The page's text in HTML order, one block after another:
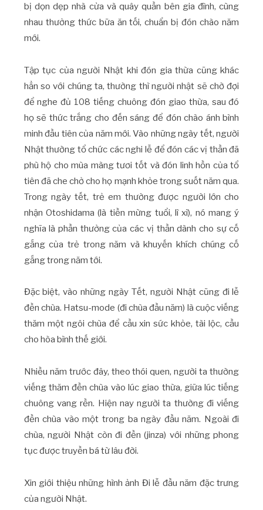
bị dọn dẹp nhà cửa và quây quần bên gia đình, cùng
nhau thưởng thức bữa ăn tối, chuẩn bị đón chào năm
mới.
Tập tục của người Nhật khi đón gia thừa cũng khác
hẳn so với chúng ta, thường thì người nhật sẽ chờ đợi
để nghe đủ 108 tiếng chuông đón giao thừa, sau đó
họ sẽ thức trắng cho đến sáng để đón chào ánh bình
minh đầu tiên của năm mới. Vào những ngày tết, người
Nhật thường tổ chức các nghi lễ để đón các vị thần đã
phù hộ cho mùa màng tươi tốt và đón linh hồn của tổ
tiên đã che chở cho họ mạnh khỏe trong suốt năm qua.
Trong ngày tết, trẻ em thường được người lớn cho
nhận Otoshidama (là tiền mừng tuổi, lì xì), nó mang ý
nghĩa là phần thưởng của các vị thần dành cho sự cố
gắng của trẻ trong năm và khuyến khích chúng cố
gắng trong năm tới.
Đặc biệt, vào những ngày Tết, người Nhật cũng đi lễ
đền chùa. Hatsu-mode (đi chùa đầu năm) là cuộc viếng
thăm một ngôi chùa để cầu xin sức khỏe, tài lộc, cầu
cho hòa bình thế giới.
Nhiều năm trước đây, theo thói quen, người ta thường
viếng thăm đền chùa vào lúc giao thừa, giữa lúc tiếng
chuông vang rền. Hiện nay người ta thường đi viếng
đền chùa vào một trong ba ngày đầu năm. Ngoài đi
chùa, người Nhật còn đi đền (jinza) với những phong
tục được truyền bá từ lâu đời.
Xin giới thiệu những hình ảnh Đi lễ đầu năm đặc trưng
của người Nhật.